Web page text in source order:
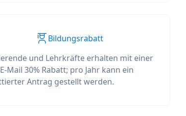
Bildungsrabatt
und Lehrkräfte erhalten mit einer
Mail 30% Rabatt; pro Jahr kann ein
Antrag gestellt werden.